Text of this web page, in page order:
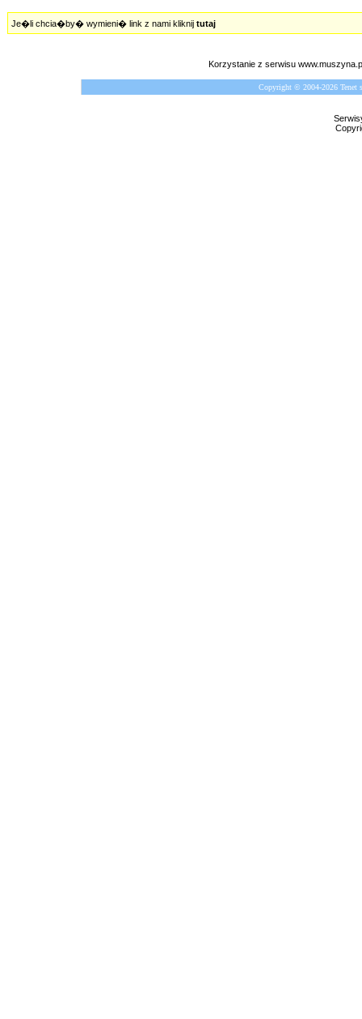
Je�li chcia�by� wymieni� link z nami kliknijtutaj
Korzystanie z serwisu
Copyright © 2004-2026